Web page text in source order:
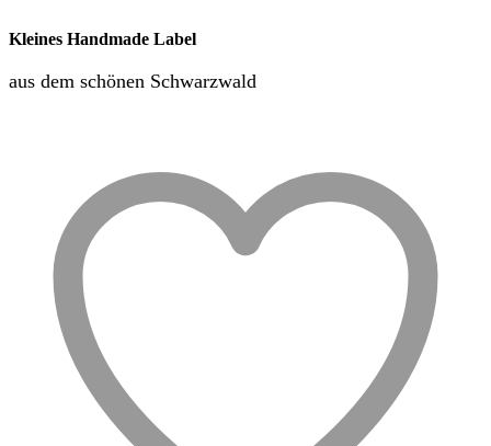
Kleines Handmade Label
aus dem schönen Schwarzwald